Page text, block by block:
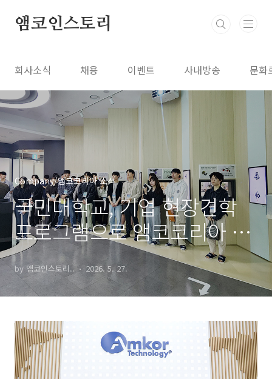
앰코인스토리
회사소식 채용 이벤트 사내방송 문화
Company/앰코코리아 소식
국민대학교, 기업 현장견학
프로그램으로 앰코코리아 송
도사업장 방문
by 앰코인스토리.. 2026. 5. 27.